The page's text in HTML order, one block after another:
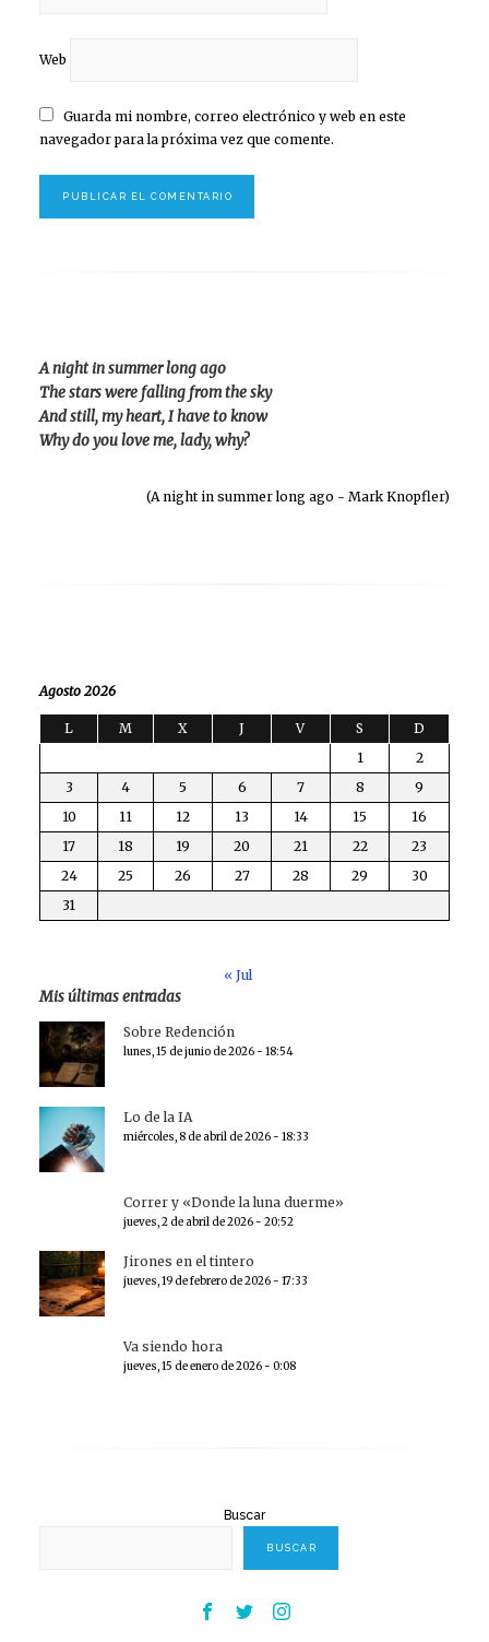
Web
Guarda mi nombre, correo electrónico y web en este
navegador para la próxima vez que comente.
A night in summer long ago
The stars were falling from the sky
And still, my heart, I have to know
Why do you love me, lady, why?
(A night in summer long ago - Mark Knopfler)
Agosto 2026
L M X J V S
D
1
2
3
4 5 6 7 8
9
10
11 12 13 14 15
16
17
18 19 20 21 22
23
24
25 26 27 28 29
30
31
« Jul
Mis últimas entradas
Sobre Redención
lunes, 15 de junio de 2026 - 18:54
Lo de la IA
miércoles, 8 de abril de 2026 - 18:33
Correr y «Donde la luna duerme»
jueves, 2 de abril de 2026 - 20:52
Jirones en el tintero
jueves, 19 de febrero de 2026 - 17:33
Va siendo hora
jueves, 15 de enero de 2026 - 0:08
Buscar
BUSCAR
FacebookTwitter Instagram